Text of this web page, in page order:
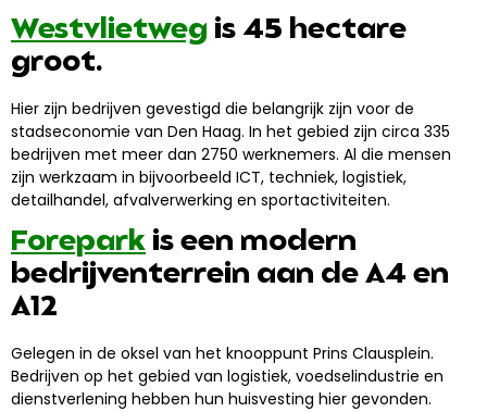
Westvlietweg is 45 hectare
groot.
Hier zijn bedrijven gevestigd die belangrijk zijn voor de
stadseconomie van Den Haag. In het gebied zijn circa 335
bedrijven met meer dan 2750 werknemers. Al die mensen
zijn werkzaam in bijvoorbeeld ICT, techniek, logistiek,
detailhandel, afvalverwerking en sportactiviteiten.
Forepark is een modern
bedrijventerrein aan de A4 en
A12
Gelegen in de oksel van het knooppunt Prins Clausplein.
Bedrijven op het gebied van logistiek, voedselindustrie en
dienstverlening hebben hun huisvesting hier gevonden.